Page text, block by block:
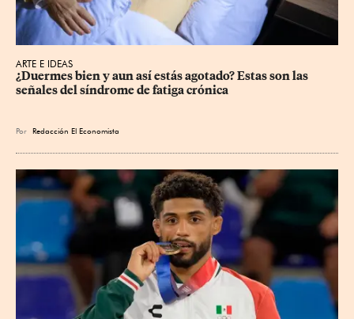
ARTE E IDEAS
¿Duermes bien y aun así estás agotado? Estas son las
señales del síndrome de fatiga crónica
Por Redacción El Economista